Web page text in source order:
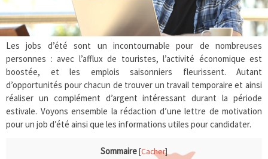
Les jobs d’été sont un incontournable pour de nombreuses
personnes : avec l’afflux de touristes, l’activité économique est
boostée, et les emplois saisonniers fleurissent. Autant
d’opportunités pour chacun de trouver un travail temporaire et ainsi
réaliser un complément d’argent intéressant durant la période
estivale. Voyons ensemble la rédaction d’une lettre de motivation
pour un job d’été ainsi que les informations utiles pour candidater.
Sommaire[Cacher]